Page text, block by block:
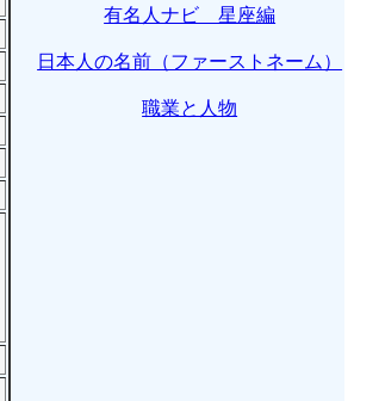
有名人ナビ 星座編
日本人の名前（ファーストネーム）
職業と人物